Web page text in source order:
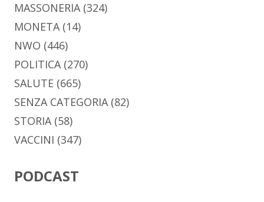
MASSONERIA(324)
MONETA(14)
NWO (446)
POLITICA(270)
SALUTE (665)
SENZA CATEGORIA(82)
STORIA(58)
VACCINI (347)
PODCAST